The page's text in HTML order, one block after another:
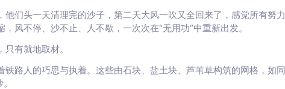
们头一天清理完的沙子，第二天大风一吹又全回来了，感觉所有努力
风不停、沙不止、人不歇，一次次在“无用功”中重新出发。
有就地取材。
路人的巧思与执着。这些由石块、盐土块、芦苇草构筑的网格，如同